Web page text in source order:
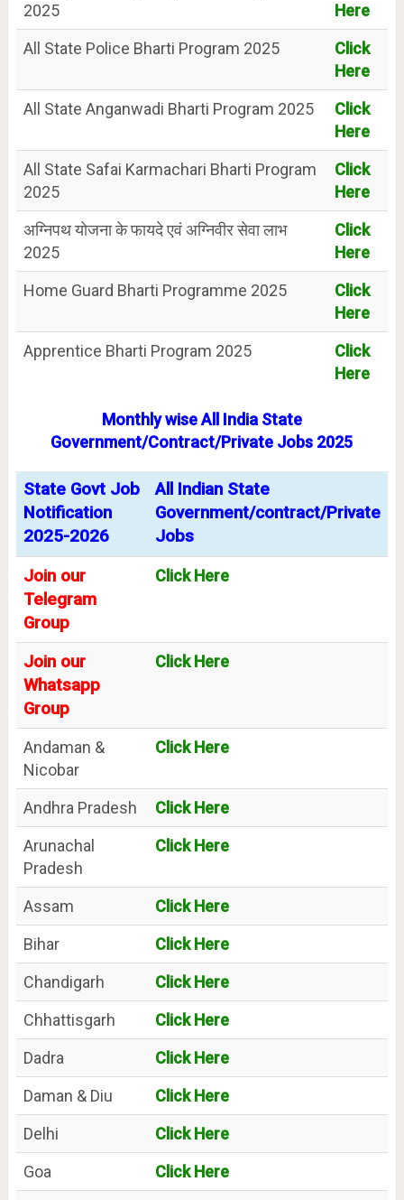
2025
Here
All State Police Bharti Program 2025
Click
Here
All State Anganwadi Bharti Program 2025
Click
Here
All State Safai Karmachari Bharti Program
2025
Click
Here
अग्निपथ योजना के फायदे एवं अग्निवीर सेवा लाभ
2025
Click
Here
Home Guard Bharti Programme 2025
Click
Here
Apprentice Bharti Program 2025
Click
Here
Monthly wise All India State
Government/Contract/Private Jobs 2025
State Govt Job
Notification
2025-2026
All Indian State
Government/contract/Private
Jobs
Join our
Telegram
Group
Click Here
Join our
Whatsapp
Group
Click Here
Andaman &
Nicobar
Click Here
Andhra Pradesh
Click Here
Arunachal
Pradesh
Click Here
Assam
Click Here
Bihar
Click Here
Chandigarh
Click Here
Chhattisgarh
Click Here
Dadra
Click Here
Daman & Diu
Click Here
Delhi
Click Here
Goa
Click Here